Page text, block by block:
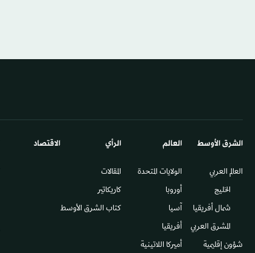
الشرق الأوسط​
العالم العربي
الخليج
شمال أفريقيا
المشرق العربي
شؤون إقليمية
العالم
الولايات المتحدة
أوروبا
آسيا
أفريقيا
أميركا اللاتينية
الرأي
المقالات
كاريكاتير
كتاب الشرق الأوسط
الاقتصاد